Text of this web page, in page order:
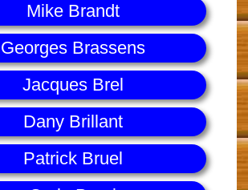
Mike Brandt
Georges Brassens
Jacques Brel
Dany Brillant
Patrick Bruel